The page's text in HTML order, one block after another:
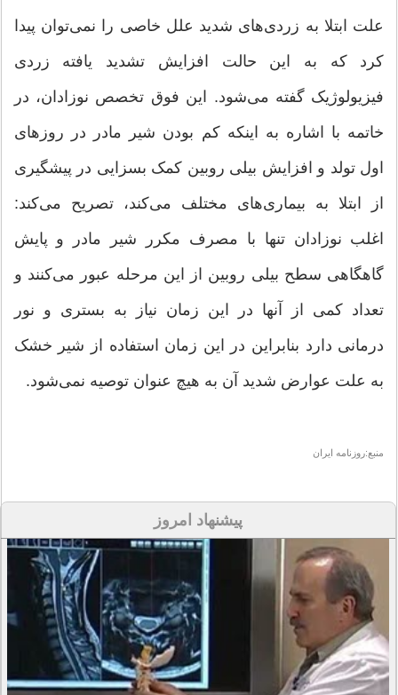
علت ابتلا به زردی‌های شدید علل خاصی را نمی‌توان پیدا
کرد که به این حالت افزایش تشدید یافته زردی
فیزیولوژیک گفته می‌شود. این فوق تخصص نوزادان، در
خاتمه با اشاره به اینکه کم بودن شیر مادر در روزهای
اول تولد و افزایش بیلی روبین کمک بسزایی در پیشگیری
از ابتلا به بیماری‌های مختلف می‌کند، تصریح می‌کند:
اغلب نوزادان تنها با مصرف مکرر شیر مادر و پایش
گاهگاهی سطح بیلی روبین از این مرحله عبور می‌کنند و
تعداد کمی از آنها در این زمان نیاز به بستری و نور
درمانی دارد بنابراین در این زمان استفاده از شیر خشک
به علت عوارض شدید آن به هیچ عنوان توصیه نمی‌شود.
منبع:روزنامه ایران
پیشنهاد امروز